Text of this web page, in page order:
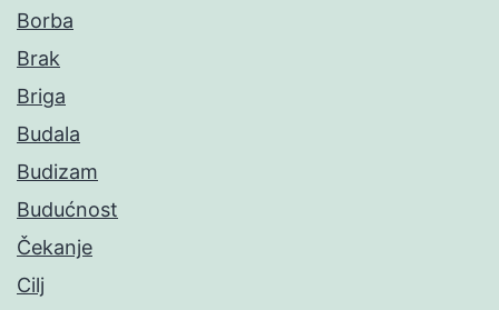
Borba
Brak
Briga
Budala
Budizam
Budućnost
Čekanje
Cilj